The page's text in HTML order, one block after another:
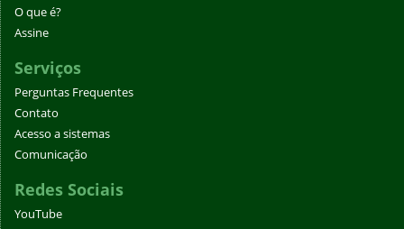
O que é?
Assine
Serviços
Perguntas Frequentes
Contato
Acesso a sistemas
Comunicação
Redes Sociais
YouTube